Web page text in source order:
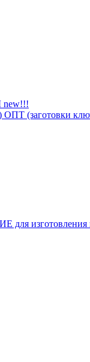
ОПТ (заготовки
изготовления